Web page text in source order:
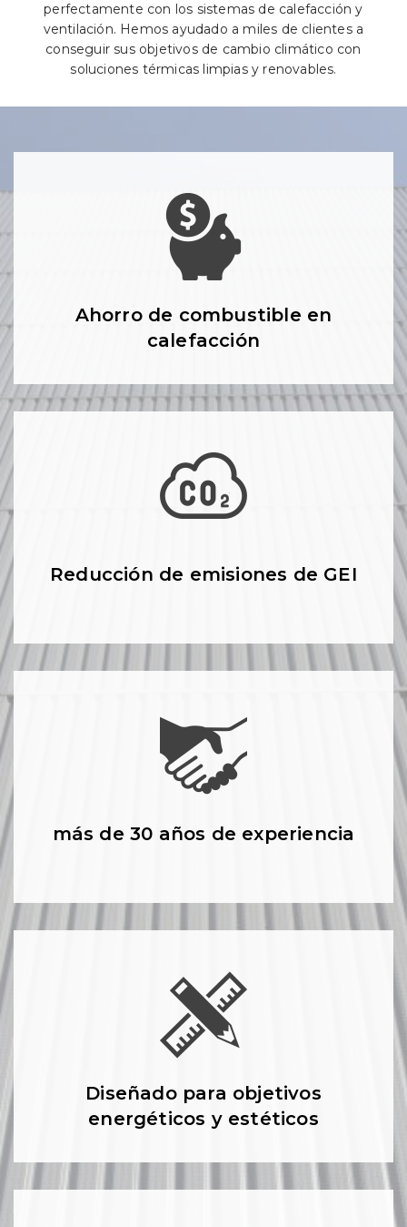
perfectamente con los sistemas de calefacción y
ventilación. Hemos ayudado a miles de clientes a
conseguir sus objetivos de cambio climático con
soluciones térmicas limpias y renovables.
Ahorro de combustible en
calefacción
Reducción de emisiones de GEI
más de 30 años de experiencia
Diseñado para objetivos
energéticos y estéticos